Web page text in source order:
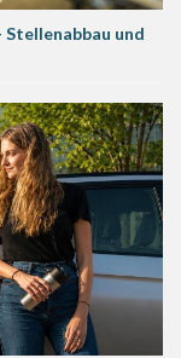
und